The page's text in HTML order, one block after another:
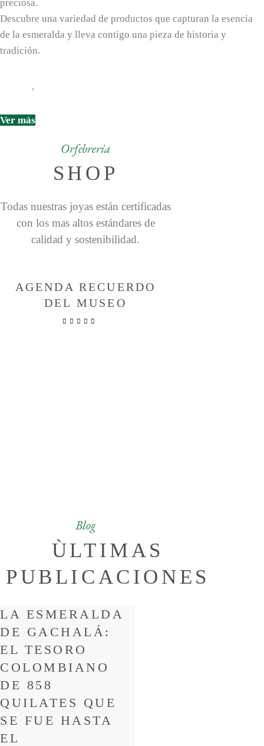
preciosa.
Descubre una variedad de productos que capturan la esencia
de la esmeralda y lleva contigo una pieza de historia y
tradición.
Ver más
Orfebrería
SHOP
Todas nuestras joyas están certificadas
con los mas altos estándares de
calidad y sostenibilidad.
AGENDA RECUERDO
DEL MUSEO
Blog
ÙLTIMAS
PUBLICACIONES
LA ESMERALDA
DE GACHALÁ:
EL TESORO
COLOMBIANO
DE 858
QUILATES QUE
SE FUE HASTA
EL